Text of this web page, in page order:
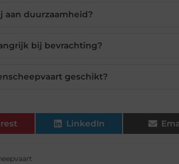
aan duurzaamheid?
bij bevrachting?
geschikt?
LinkedIn